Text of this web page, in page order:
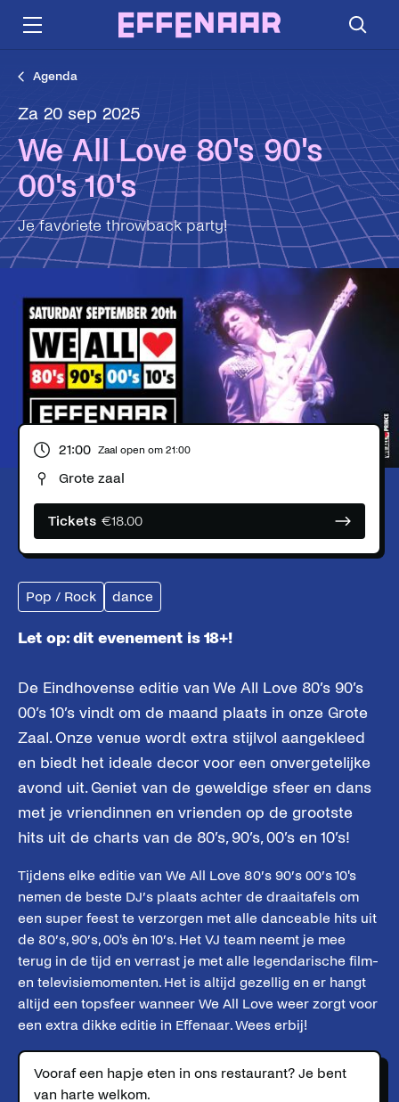
Agenda
za 20 sep 2025
We All Love 80's 90's
00's 10's
Je favoriete throwback party!
21:00 Zaal open om 21:00
Grote zaal
Tickets €18.00
Pop / Rock dance
Let op: dit evenement is 18+!
De Eindhovense editie van We All Love 80’s 90’s
00’s 10’s vindt om de maand plaats in onze Grote
Zaal. Onze venue wordt extra stijlvol aangekleed
en biedt het ideale decor voor een onvergetelijke
avond uit. Geniet van de geweldige sfeer en dans
met je vriendinnen en vrienden op de grootste
hits uit de charts van de 80’s, 90’s, 00’s en 10’s!
Tijdens elke editie van We All Love 80’s 90’s 00’s 10's
nemen de beste DJ’s plaats achter de draaitafels om
een super feest te verzorgen met alle danceable hits uit
de 80’s, 90’s, 00's èn 10’s. Het VJ team neemt je mee
terug in de tijd en verrast je met alle legendarische film-
en televisiemomenten. Het is altijd gezellig en er hangt
altijd een topsfeer wanneer We All Love weer zorgt voor
een extra dikke editie in Effenaar. Wees erbij!
Vooraf een hapje eten in ons restaurant? Je bent
van harte welkom.